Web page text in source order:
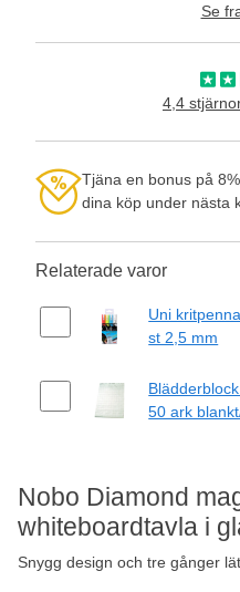
Nobo Diamond
whiteboardtavla i
Snygg design och tre gånger
Se
4,4
Tjäna en bonus på
dina köp under nästa
Relaterade varor
Uni
st 2,5 mm
50 ark